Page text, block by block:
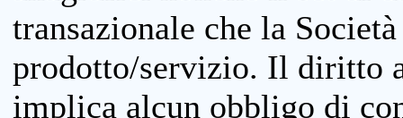
transazionale che la
prodotto/servizio. Il diritto
implica alcun obbligo di